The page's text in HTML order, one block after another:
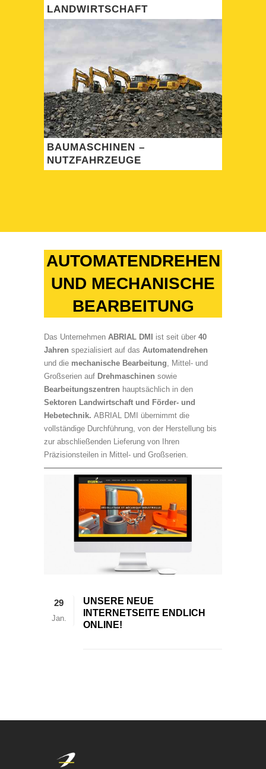
LANDWIRTSCHAFT
BAUMASCHINEN –
NUTZFAHRZEUGE
AUTOMATENDREHEN
UND MECHANISCHE
BEARBEITUNG
Das Unternehmen ABRIAL DMI ist seit über 40
Jahren spezialisiert auf das Automatendrehen
und die mechanische Bearbeitung , Mittel- und
Großserien auf Drehmaschinen sowie
Bearbeitungszentren hauptsächlich in den
Sektoren Landwirtschaft und Förder- und
Hebetechnik. ABRIAL DMI übernimmt die
vollständige Durchführung, von der Herstellung bis
zur abschließenden Lieferung von Ihren
Präzisionsteilen in Mittel- und Großserien.
29
Jan.
UNSERE NEUE
INTERNETSEITE ENDLICH
ONLINE!